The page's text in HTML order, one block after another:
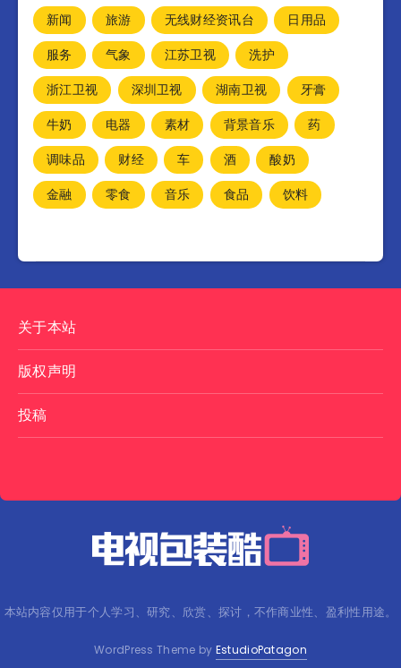
新闻
旅游 无线财经资讯台
日用品
服务
气象 江苏卫视
洗护
浙江卫视
深圳卫视 湖南卫视
牙膏
牛奶
电器 素材 背景音乐
药
调味品
财经 车 酒
酸奶
金融
零食 音乐 食品 饮料
关于本站
版权声明
投稿
本站内容仅用于个人学习、研究、欣赏、探讨，不作商业性、盈利性用途。
WordPress Theme by EstudioPatagon